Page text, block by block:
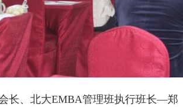
长、北大EMBA管理班执行班长—郑